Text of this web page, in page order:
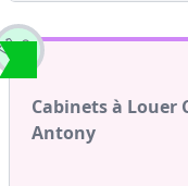
Cabinets à Louer
Antony